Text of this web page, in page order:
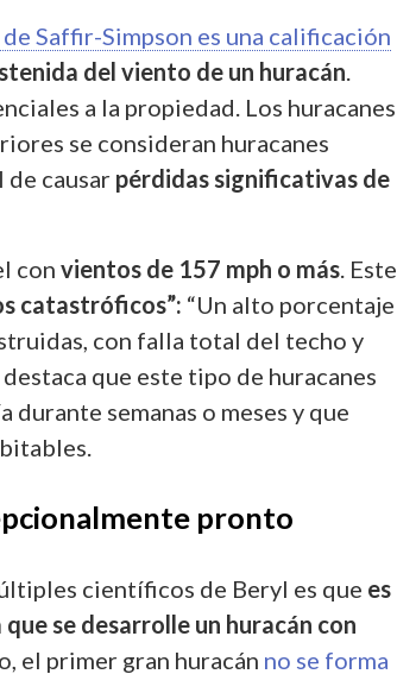
Saffir-Simpson es una calificación
del viento de un huracán
a la propiedad. Los huracanes
se consideran huracanes
causar pérdidas significativas de
con vientos de 157 mph o más . Este
catastróficos”: “Un alto porcentaje
con falla total del techo y
que este tipo de huracanes
semanas o meses y que
pronto
científicos de Beryl es que es
se desarrolle un huracán con
el primer gran huracán no se forma